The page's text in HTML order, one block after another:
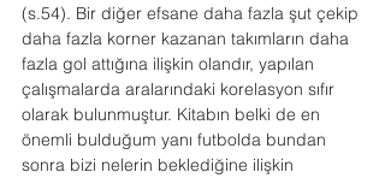
(s.54). Bir diğer efsane daha fazla şut çekip
daha fazla korner kazanan takımların daha
fazla gol attığına ilişkin olandır, yapılan
çalışmalarda aralarındaki korelasyon sıfır
olarak bulunmuştur. Kitabın belki de en
önemli bulduğum yanı futbolda bundan
sonra bizi nelerin beklediğine ilişkin